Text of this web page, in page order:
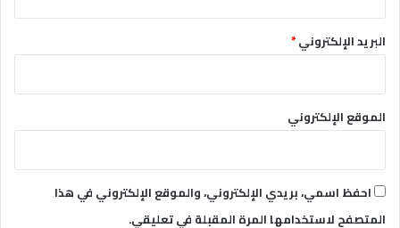
البريد الإلكتروني*
الموقع الإلكتروني
احفظ اسمي، بريدي الإلكتروني، والموقع الإلكتروني في هذا
المتصفح لاستخدامها المرة المقبلة في تعليقي.